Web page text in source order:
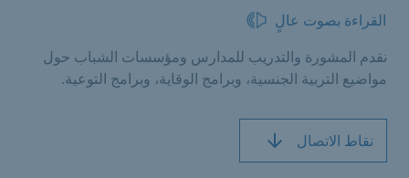
القراءة بصوت عالٍ
نقدم المشورة والتدريب للمدارس ومؤسسات الشباب حول
مواضيع التربية الجنسية، وبرامج الوقاية، وبرامج التوعية.
نقاط الاتصال